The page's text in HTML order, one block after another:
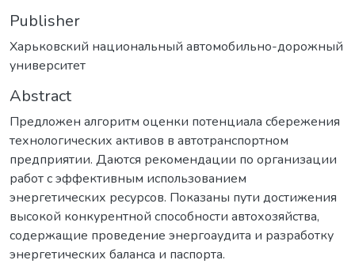
Publisher
Харьковский национальный автомобильно-дорожный
университет
Abstract
Предложен алгоритм оценки потенциала сбережения
технологических активов в автотранспортном
предприятии. Даются рекомендации по организации
работ с эффективным использованием
энергетических ресурсов. Показаны пути достижения
высокой конкурентной способности автохозяйства,
содержащие проведение энергоаудита и разработку
энергетических баланса и паспорта.